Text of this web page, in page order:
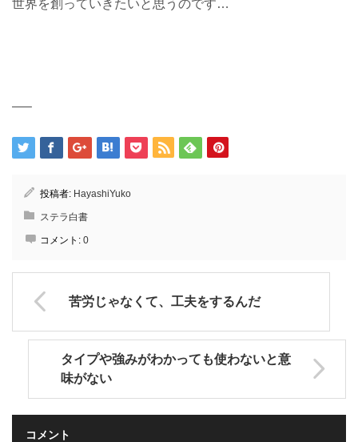
世界を創っていきたいと思うのです…
—–
投稿者: HayashiYuko
ステラ白書
コメント: 0
苦労じゃなくて、工夫をするんだ
タイプや強みがわかっても使わないと意
味がない
コメント